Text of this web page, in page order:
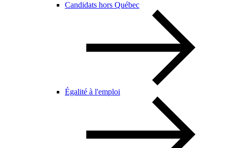
Candidats hors Québec
Égalité à l'emploi